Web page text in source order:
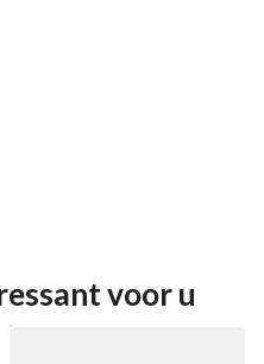
voor u